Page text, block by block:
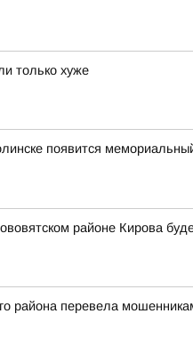
только хуже
появится
районе Кирова
района перевела